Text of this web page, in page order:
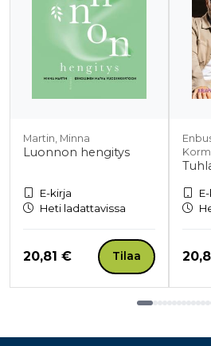
Martin, Minna
Luonnon hengitys
E-kirja
Heti ladattavissa
Hinta nyt
20,81 € Tilaa